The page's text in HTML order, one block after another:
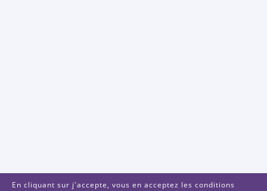
En cliquant sur j'accepte, vous en acceptez les conditions